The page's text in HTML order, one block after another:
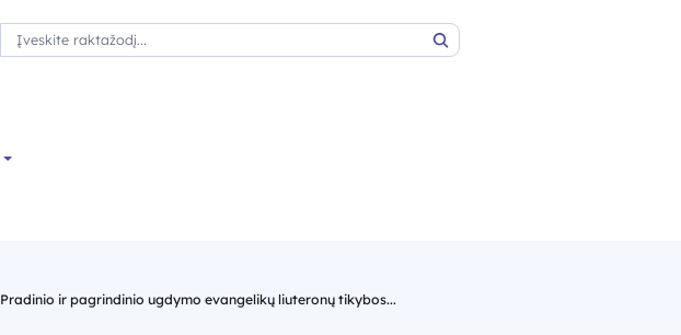
Paieška
Paieška
Pradinio ir pagrindinio ugdymo evangelikų liuteronų tikybos...